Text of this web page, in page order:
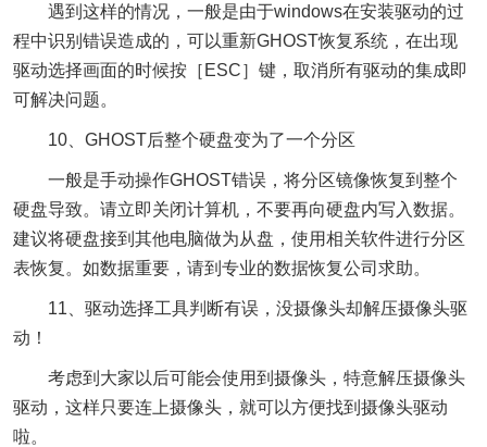
遇到这样的情况，一般是由于windows在安装驱动的过
程中识别错误造成的，可以重新GHOST恢复系统，在出现
驱动选择画面的时候按［ESC］键，取消所有驱动的集成即
可解决问题。
10、GHOST后整个硬盘变为了一个分区
一般是手动操作GHOST错误，将分区镜像恢复到整个
硬盘导致。请立即关闭计算机，不要再向硬盘内写入数据。
建议将硬盘接到其他电脑做为从盘，使用相关软件进行分区
表恢复。如数据重要，请到专业的数据恢复公司求助。
11、驱动选择工具判断有误，没摄像头却解压摄像头驱
动！
考虑到大家以后可能会使用到摄像头，特意解压摄像头
驱动，这样只要连上摄像头，就可以方便找到摄像头驱动
啦。